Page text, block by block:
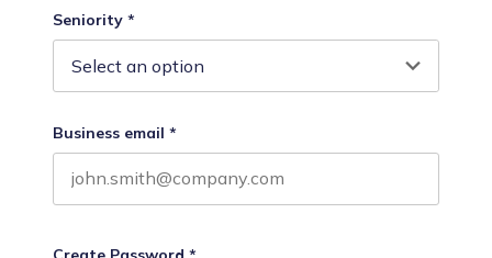
Seniority *
Business email *